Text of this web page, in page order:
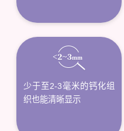
少于至2-3毫米的钙化组
织也能清晰显示